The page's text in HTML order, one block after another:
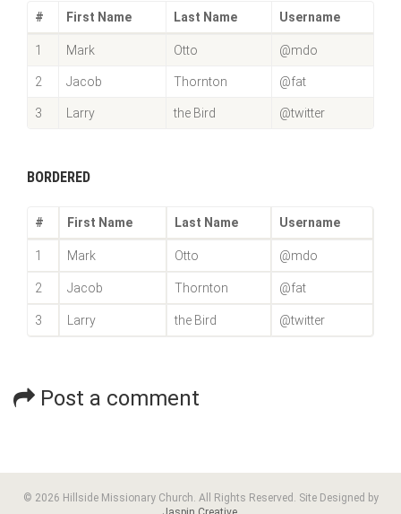
# First Name Last Name Username
1 Mark Otto @mdo
2 Jacob Thornton @fat
3 Larry the Bird @twitter
BORDERED
# First Name Last Name Username
1 Mark Otto @mdo
2 Jacob Thornton @fat
3 Larry the Bird @twitter
Post a comment
© 2026 Hillside Missionary Church. All Rights Reserved. Site Designed by